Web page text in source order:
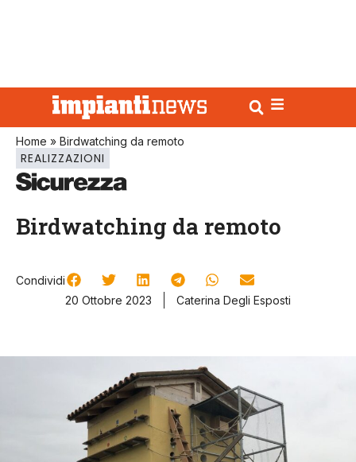
Home » Birdwatching da remoto
REALIZZAZIONI
Birdwatching da remoto
Condividi
20 Ottobre 2023
Caterina Degli Esposti